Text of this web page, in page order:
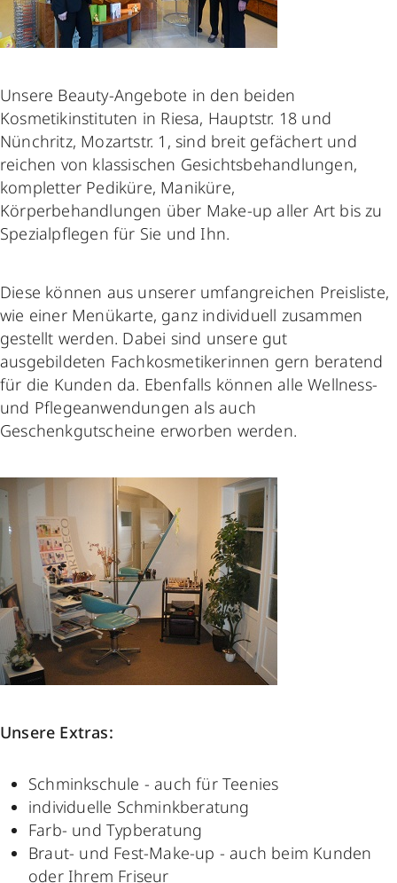
Unsere Beauty-Angebote in den beiden
Kosmetikinstituten in Riesa, Hauptstr. 18 und
Nünchritz, Mozartstr. 1, sind breit gefächert und
reichen von klassischen Gesichtsbehandlungen,
kompletter Pediküre, Maniküre,
Körperbehandlungen über Make-up aller Art bis zu
Spezialpflegen für Sie und Ihn.
Diese können aus unserer umfangreichen Preisliste,
wie einer Menükarte, ganz individuell zusammen
gestellt werden. Dabei sind unsere gut
ausgebildeten Fachkosmetikerinnen gern beratend
für die Kunden da. Ebenfalls können alle Wellness-
und Pflegeanwendungen als auch
Geschenkgutscheine erworben werden.
Unsere Extras:
Schminkschule - auch für Teenies
individuelle Schminkberatung
Farb- und Typberatung
Braut- und Fest-Make-up - auch beim Kunden
oder Ihrem Friseur